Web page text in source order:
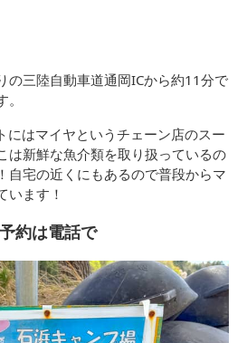
の三陸自動車道通岡ICから約11分で
にはマイヤというチェーン店のスー
は新鮮な魚介類を取り扱っているの
自宅の近くにもあるので普段からマ
います！
約は電話で